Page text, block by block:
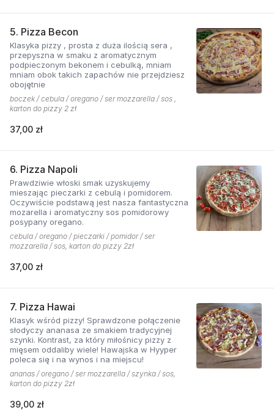
5. Pizza Becon
Klasyka pizzy , prosta z duża ilością sera ,
przepyszna w smaku z aromatycznym
podpieczonym bekonem i cebulką, mniam
mniam obok takich zapachów nie przejdziesz
obojętnie
boczek / cebula / oregano / ser mozzarella / sos ,
karton do pizzy 2 zł
37,00 zł
6. Pizza Napoli
Prawdziwie włoski smak uzyskujemy
mieszając pieczarki z cebulą i pomidorem.
Oczywiście podstawą jest nasza fantastyczna
mozarella i aromatyczny sos pomidorowy
posypany oregano.
cebula / oregano / pieczarki / pomidor / ser
mozzarella / sos, karton do pizzy 2zł
37,00 zł
7. Pizza Hawai
Klasyk wśród pizzy! Sprawdzone połączenie
słodyczy ananasa ze smakiem tradycyjnej
szynki. Kontrast, za który miłośnicy pizzy z
mięsem oddaliby wiele! Hawajska w Hyyper
poleca się i na wynos i na miejscu!
ananas / oregano / ser mozzarella / szynka / sos,
karton do pizzy 2zł
39,00 zł